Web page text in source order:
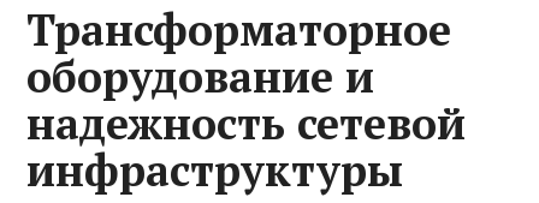
Трансформаторное
оборудование и
надежность сетевой
инфраструктуры